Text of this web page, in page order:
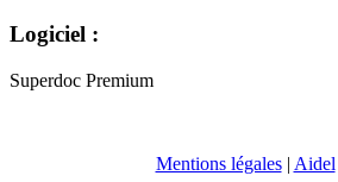
Logiciel :
Superdoc Premium
Mentions légales| Aidel